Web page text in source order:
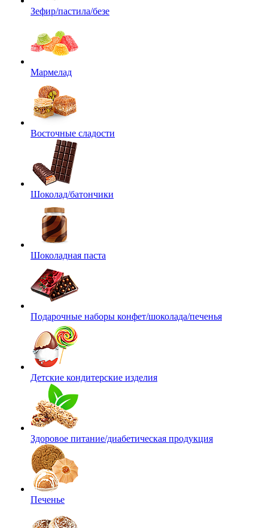
Зефир/пастила/безе
Мармелад
Восточные сладости
Шоколад/батончики
Шоколадная паста
Подарочные наборы конфет/шоколада/печенья
Детские кондитерские изделия
Здоровое питание/диабетическая продукция
Печенье